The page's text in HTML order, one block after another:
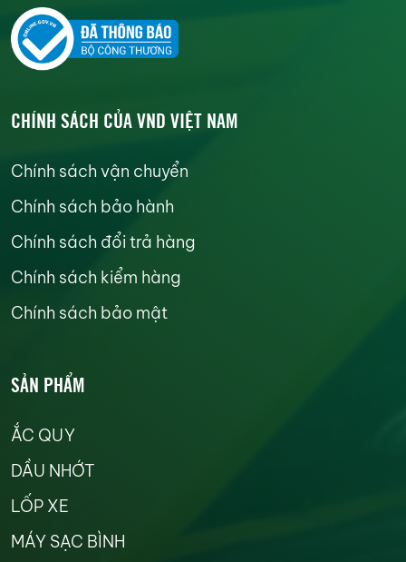
CHÍNH SÁCH CỦA VND VIỆT NAM
Chính sách vận chuyển
Chính sách bảo hành
Chính sách đổi trả hàng
Chính sách kiểm hàng
Chính sách bảo mật
SẢN PHẨM
ẮC QUY
DẦU NHỚT
LỐP XE
MÁY SẠC BÌNH